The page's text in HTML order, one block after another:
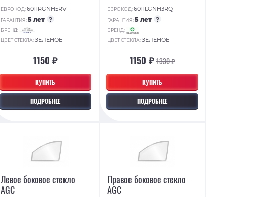
КУПИТЬ
ПОДРОБНЕЕ
ЕВРОКОД:6011RGNH5RV
ГАРАНТИЯ:5 лет ?
БРЕНД:
ЦВЕТ СТЕКЛА:ЗЕЛЕНОЕ
1150 ₽
КУПИТЬ
ПОДРОБНЕЕ
ЕВРОКОД:6011LGNH3RQ
ГАРАНТИЯ:5 лет ?
БРЕНД:
ЦВЕТ СТЕКЛА:ЗЕЛЕНОЕ
1150 ₽1330 ₽
Левое боковое стекло
AGC
Правое боковое стекло
AGC